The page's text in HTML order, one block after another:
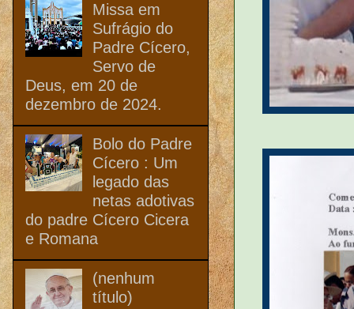
Missa em
Sufrágio do
Padre Cícero,
Servo de
Deus, em 20 de
dezembro de 2024.
Bolo do Padre
Cícero : Um
legado das
netas adotivas
do padre Cícero Cicera
e Romana
(nenhum
título)